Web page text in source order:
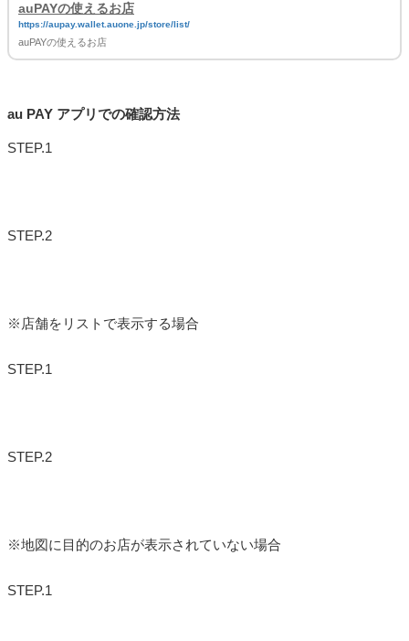
auPAYの使えるお店
https://aupay.wallet.auone.jp/store/list/
auPAYの使えるお店
au PAY アプリでの確認方法
STEP.1